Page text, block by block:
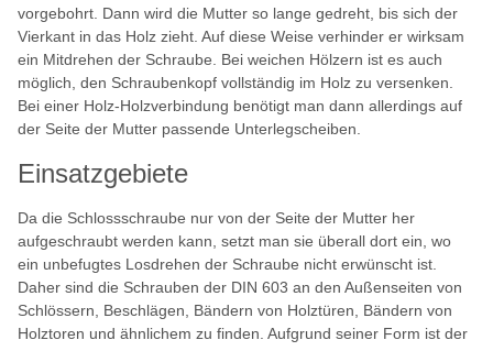
vorgebohrt. Dann wird die Mutter so lange gedreht, bis sich der
Vierkant in das Holz zieht. Auf diese Weise verhinder er wirksam
ein Mitdrehen der Schraube. Bei weichen Hölzern ist es auch
möglich, den Schraubenkopf vollständig im Holz zu versenken.
Bei einer Holz-Holzverbindung benötigt man dann allerdings auf
der Seite der Mutter passende Unterlegscheiben.
Einsatzgebiete
Da die Schlossschraube nur von der Seite der Mutter her
aufgeschraubt werden kann, setzt man sie überall dort ein, wo
ein unbefugtes Losdrehen der Schraube nicht erwünscht ist.
Daher sind die Schrauben der DIN 603 an den Außenseiten von
Schlössern, Beschlägen, Bändern von Holztüren, Bändern von
Holztoren und ähnlichem zu finden. Aufgrund seiner Form ist der